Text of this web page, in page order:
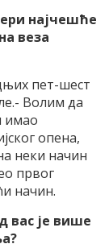
најчешће
веза
пет-шест
Волим да
имао
опена,
неки начин
првог
начин.
вас је више